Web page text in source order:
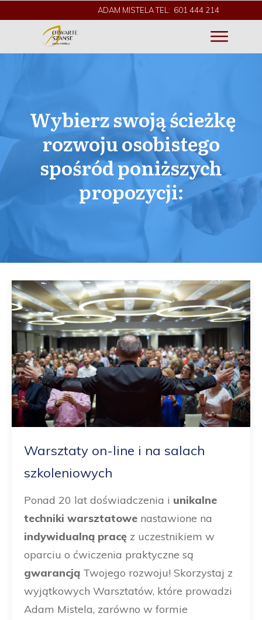
ADAM MISTELA TEL: 601 444 214
Wybierz swoją ścieżkę
rozwoju osobistego
spośród poniższych
propozycji:
Warsztaty on-line i na salach
szkoleniowych
Ponad 20 lat doświadczenia i unikalne
techniki warsztatowe nastawione na
indywidualną pracę z uczestnikiem w
oparciu o ćwiczenia praktyczne są
gwarancją Twojego rozwoju! Skorzystaj z
wyjątkowych Warsztatów, które prowadzi
Adam Mistela, zarówno w formie